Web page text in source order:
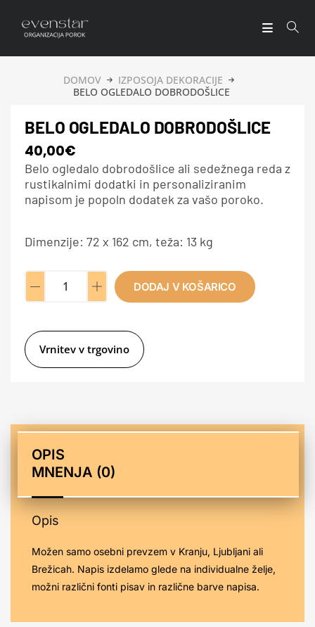
DOMOV
IZPOSOJA DEKORACIJE
BELO OGLEDALO DOBRODOŠLICE
BELO OGLEDALO DOBRODOŠLICE
40,00€
Belo ogledalo dobrodošlice ali sedežnega reda z
rustikalnimi dodatki in personaliziranim
napisom je popoln dodatek za vašo poroko.
Dimenzije: 72 x 162 cm, teža: 13 kg
DODAJ V KOŠARICO
e
r
i
Vrnitev v trgovino
OPIS
MNENJA (0)
Opis
Možen samo osebni prevzem v Kranju, Ljubljani ali
Brežicah. Napis izdelamo glede na individualne želje,
možni različni fonti pisav in različne barve napisa.